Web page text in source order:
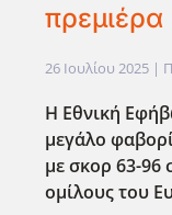
πρεμιέρα
26 Ιουλίου 2025|
Η Εθνική
μεγάλο
με σκορ 63-96
ομίλους του